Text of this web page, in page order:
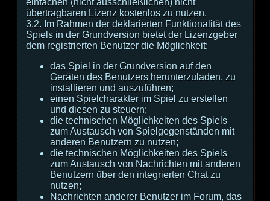
einfachen (nicht ausschließlichen) nicht
übertragbaren Lizenz kostenlos zu nutzen.
3.2. Im Rahmen der deklarierten Funktionalität des
Spiels in der Grundversion bietet der Lizenzgeber
dem registrierten Benutzer die Möglichkeit:
das Spiel in der Grundversion auf den
Geräten des Benutzers herunterzuladen, zu
installieren und auszuführen;
einen Spielcharakter im Spiel zu erstellen
und diesen zu steuern;
die technischen Möglichkeiten des Spiels
zum Austausch von Spielgegenständen mit
anderen Benutzern zu nutzen;
die technischen Möglichkeiten des Spiels
zum Austausch von Nachrichten mit anderen
Benutzern über den integrierten Chat zu
nutzen;
Nachrichten anderer Benutzer im Forum, das